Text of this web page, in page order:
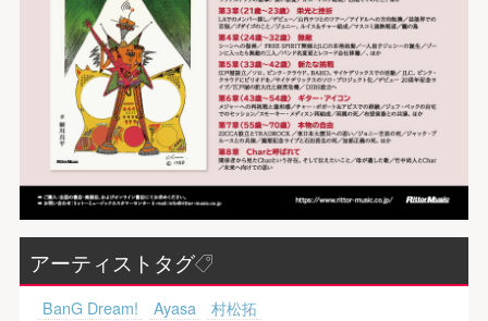
アーティストタグ
BanG Dream! Ayasa
村松拓